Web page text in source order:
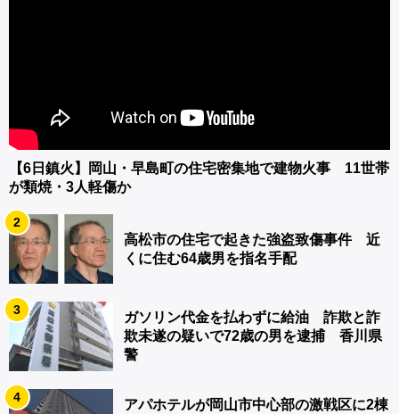
【6日鎮火】岡山・早島町の住宅密集地で建物火事 11世帯
が類焼・3人軽傷か
2
高松市の住宅で起きた強盗致傷事件 近
くに住む64歳男を指名手配
3
ガソリン代金を払わずに給油 詐欺と詐
欺未遂の疑いで72歳の男を逮捕 香川県
警
4
アパホテルが岡山市中心部の激戦区に2棟